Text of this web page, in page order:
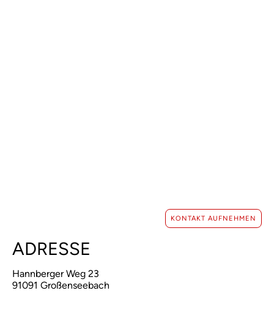
KONTAKT AUFNEHMEN
ADRESSE
Hannberger Weg 23
91091 Großenseebach